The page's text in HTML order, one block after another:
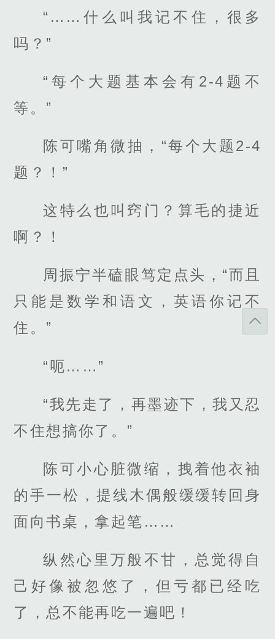
“……什么叫我记不住，很多
吗？”
“每个大题基本会有2-4题不
等。”
陈可嘴角微抽，“每个大题2-4
题？！”
这特么也叫窍门？算毛的捷近
啊？！
周振宁半磕眼笃定点头，“而且
只能是数学和语文，英语你记不
住。”
“呃……”
“我先走了，再墨迹下，我又忍
不住想搞你了。”
陈可小心脏微缩，拽着他衣袖
的手一松，提线木偶般缓缓转回身
面向书桌，拿起笔……
纵然心里万般不甘，总觉得自
己好像被忽悠了，但亏都已经吃
了，总不能再吃一遍吧！